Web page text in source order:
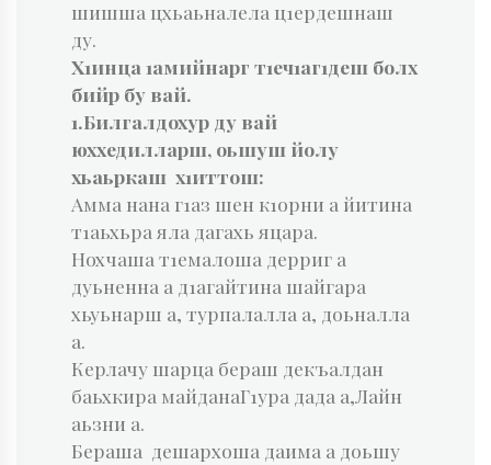
шишша цхьаьналела ц1ердешнаш
ду.
Х1инца 1амийнарг т1еч1аг1деш болх
бийр бу вай.
1.Билгалдохур ду вай
юххедилларш, оьшуш йолу
хьаьркаш х1иттош:
Амма нана г1аз шен к1орни а йитина
т1аьхьра яла дагахь яцара.
Нохчаша т1емалоша дерриг а
дуьненна а д1агайтина шайгара
хьуьнарш а, турпалалла а, доьналла
а.
Керлачу шарца бераш декъалдан
баьхкира майданаГ1ура дада а,Лайн
аьзни а.
Бераша дешархоша даима а доьшу